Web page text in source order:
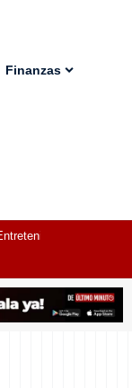
Finanzas